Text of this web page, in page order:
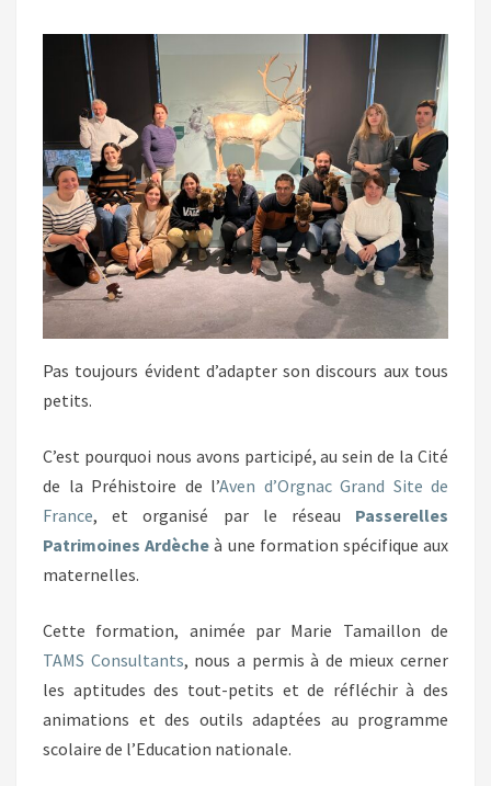
Pas toujours évident d’adapter son discours aux tous
petits.
C’est pourquoi nous avons participé, au sein de la Cité
de la Préhistoire de l’Aven d’Orgnac Grand Site de
France, et organisé par le réseau Passerelles
Patrimoines Ardèche à une formation spécifique aux
maternelles.
Cette formation, animée par Marie Tamaillon de
TAMS Consultants, nous a permis à de mieux cerner
les aptitudes des tout-petits et de réfléchir à des
animations et des outils adaptées au programme
scolaire de l’Education nationale.